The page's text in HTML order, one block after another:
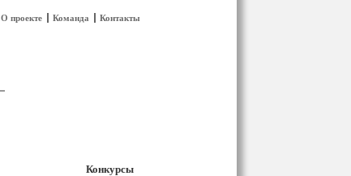
О проекте Команда Контакты
Конкурсы